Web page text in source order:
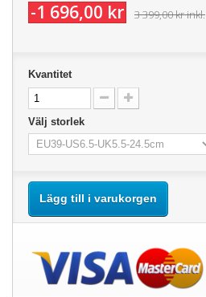
-1 696,00 kr 3 399,00 krinkl.
Kvantitet
Välj storlek
Lägg till i varukorgen